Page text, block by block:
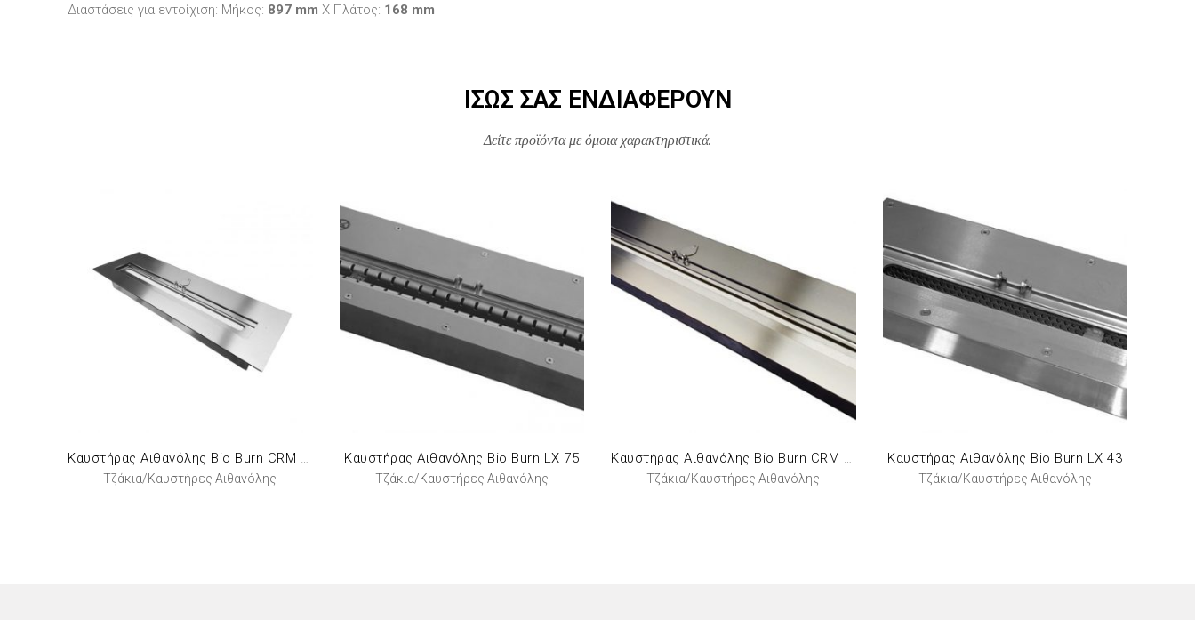
Διαστάσεις για εντοίχιση: Μήκος: 897 mm X Πλάτος: 168 mm
ΊΣΩΣ ΣΑΣ ΕΝΔΙΑΦΈΡΟΥΝ
Δείτε προϊόντα με όμοια χαρακτηριστικά.
Καυστήρας Αιθανόλης Bio Burn CRM 075
Τζάκια/Καυστήρες Αιθανόλης
Καυστήρας Αιθανόλης Bio Burn LX 75
Τζάκια/Καυστήρες Αιθανόλης
Καυστήρας Αιθανόλης Bio Burn CRM 130
Τζάκια/Καυστήρες Αιθανόλης
Καυστήρας Αιθανόλης Bio Burn LX 43
Τζάκια/Καυστήρες Αιθανόλης